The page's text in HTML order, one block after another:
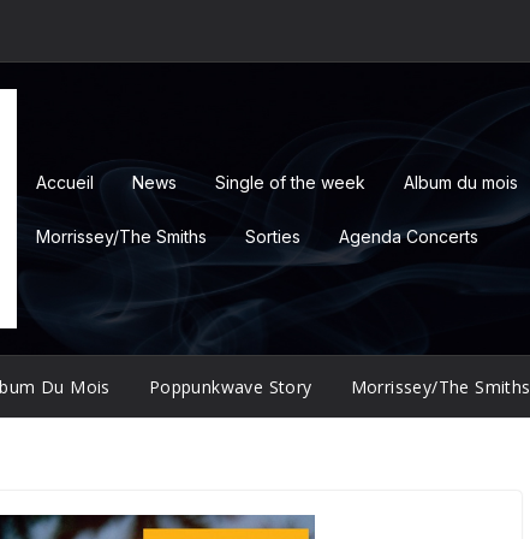
Accueil News Single of the week Album du mois
Morrissey/The Smiths Sorties Agenda Concerts
Du Mois Poppunkwave Story Morrissey/The Smiths